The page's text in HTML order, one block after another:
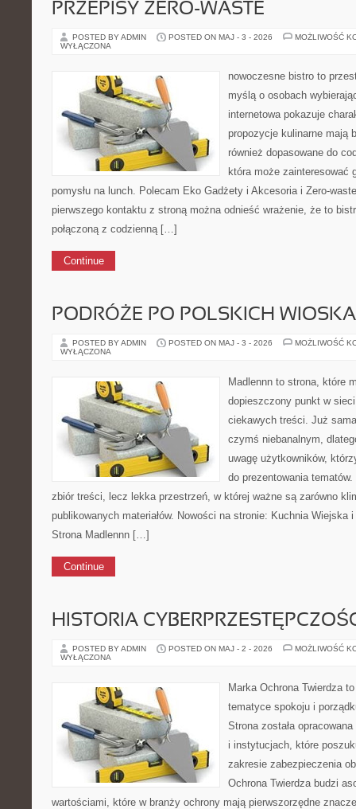
PRZEPISY ZERO-WASTE
POSTED BY ADMIN POSTED ON MAJ - 3 - 2026
MOŻLIWOŚĆ
WYŁĄCZONA
nowoczesne bistro to
myślą o osobach
internetowa pokazuje
propozycje kulinarne mają
również dopasowane do
która może zainteresować
pomysłu na lunch. Polecam Eko Gadżety i Akcesoria i Zero-
pierwszego kontaktu z stroną można odnieść wrażenie, że to
połączoną z codzienną […]
Continue
PODRÓŻE PO POLSKICH
POSTED BY ADMIN POSTED ON MAJ - 3 - 2026
MOŻLIWOŚĆ
WYŁĄCZONA
Madlennn to strona, które
dopieszczony punkt w
ciekawych treści. Już
czymś niebanalnym,
uwagę użytkowników,
do prezentowania
zbiór treści, lecz lekka przestrzeń, w której ważne są zarówno
publikowanych materiałów. Nowości na stronie: Kuchnia Wiejska
Strona Madlennn […]
Continue
HISTORIA
POSTED BY ADMIN POSTED ON MAJ - 2 - 2026
MOŻLIWOŚĆ
WYŁĄCZONA
Marka Ochrona Twierdza
tematyce spokoju i
Strona została
i instytucjach, które
zakresie zabezpieczenia
Ochrona Twierdza budzi
wartościami, które w branży ochrony mają pierwszorzędne